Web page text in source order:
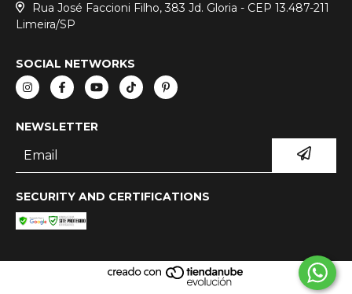
Rua José Faccioni Filho, 383 Jd. Gloria - CEP 13.487-211
Limeira/SP
SOCIAL NETWORKS
NEWSLETTER
SECURITY AND CERTIFICATIONS